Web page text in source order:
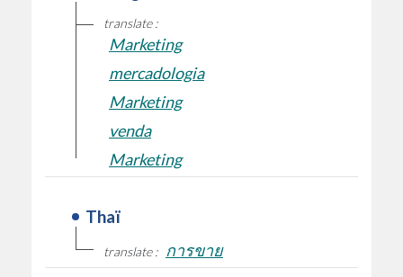
translate :
Marketing
mercadologia
Marketing
venda
Marketing
Thaï
translate : การขาย